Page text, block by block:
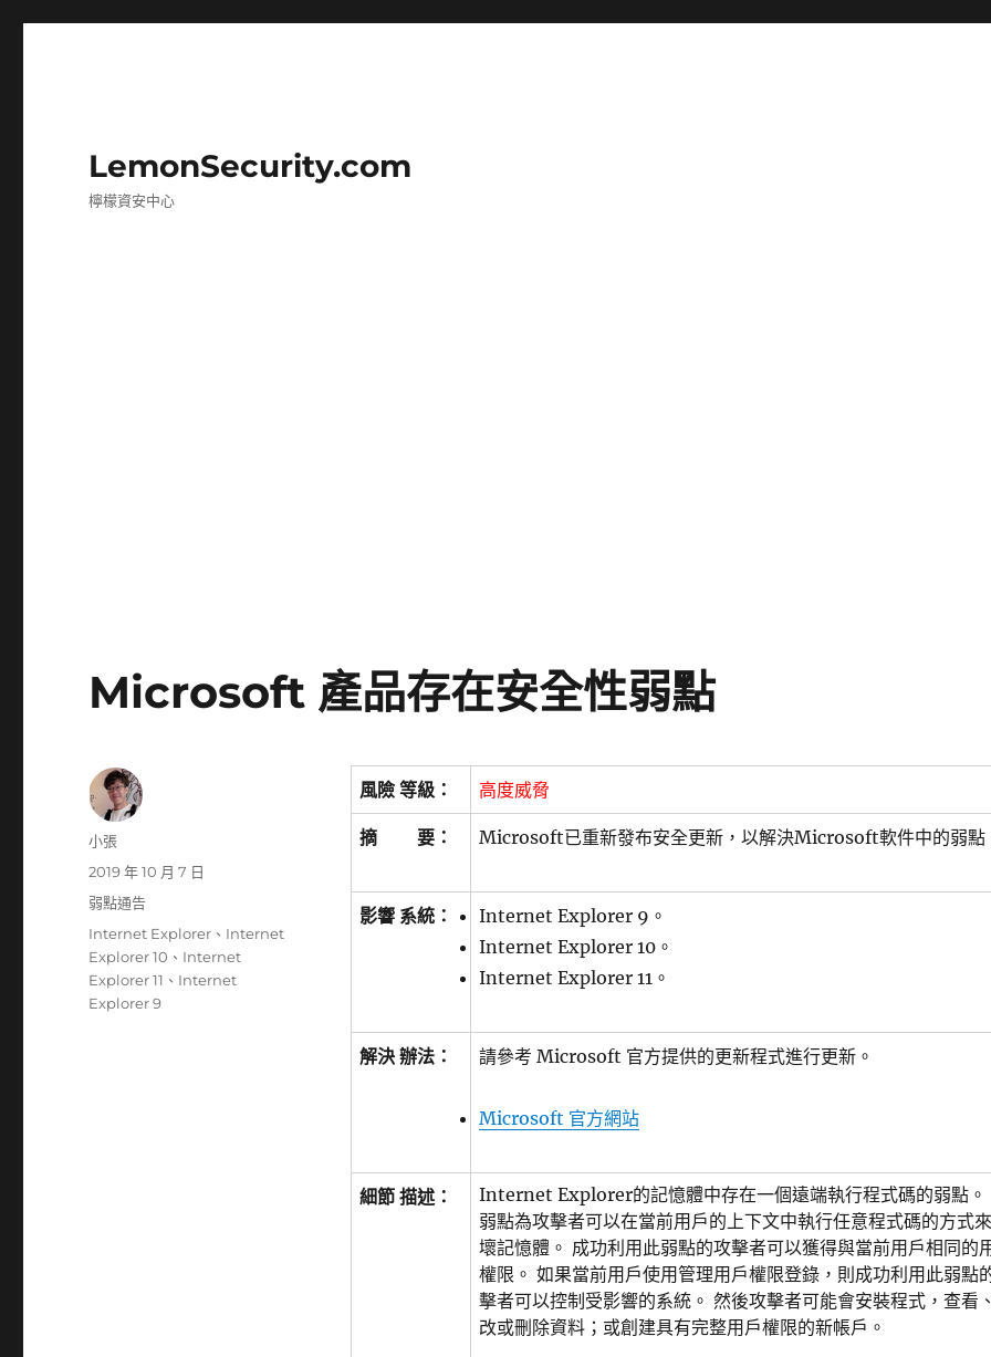
LemonSecurity.com
檸檬資安中心
Microsoft 產品存在安全性弱點
風險 等級： 高度威脅
摘 要： Microsoft已重新發布安全更新，以解決Microsoft軟件中的弱點
影響 系統：
Internet Explorer 9。
Internet Explorer 10。
Internet Explorer 11。
解決 辦法： 請參考 Microsoft 官方提供的更新程式進行更新。
Microsoft 官方網站
細節 描述：
Internet Explorer的記憶體中存在一個遠端執行程式碼的弱點。
弱點為攻擊者可以在當前用戶的上下文中執行任意程式碼的方式
壞記憶體。 成功利用此弱點的攻擊者可以獲得與當前用戶相同的
權限。 如果當前用戶使用管理用戶權限登錄，則成功利用此弱點
擊者可以控制受影響的系統。 然後攻擊者可能會安裝程式，查看
改或刪除資料；或創建具有完整用戶權限的新帳戶。
作
小張
發
佈
期:
2019 年 10 月 7 日
分
弱點通告
標
籤
Internet Explorer 、 Internet
Explorer 10 、 Internet
Explorer 11 、 Internet
Explorer 9